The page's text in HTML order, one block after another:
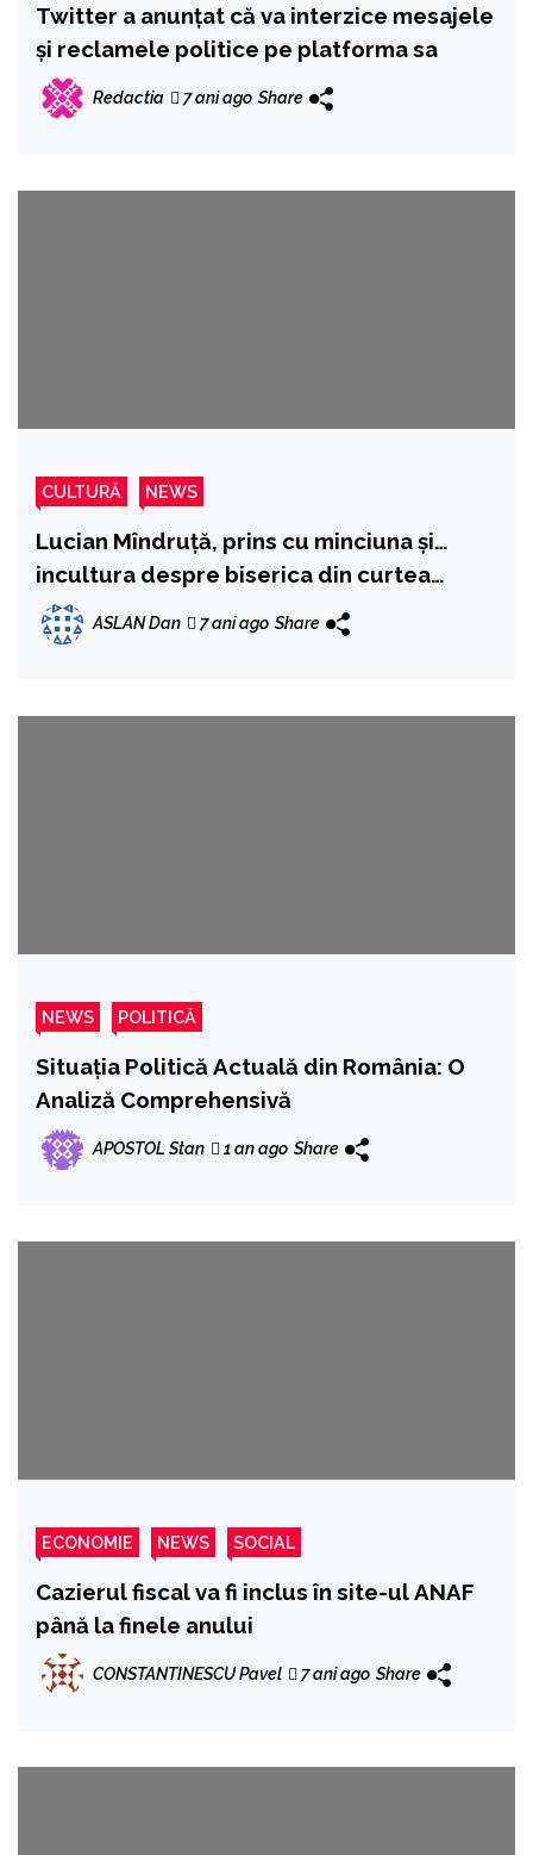
Twitter a anunţat că va interzice mesajele
şi reclamele politice pe platforma sa
Redactia 7 ani ago Share
CULTURĂ NEWS
Lucian Mîndruță, prins cu minciuna și…
incultura despre biserica din curtea
Spitalului Fundeni
ASLAN Dan 7 ani ago Share
NEWS POLITICĂ
Situația Politică Actuală din România: O
Analiză Comprehensivă
APOSTOL Stan 1 an ago Share
ECONOMIE NEWS SOCIAL
Cazierul fiscal va fi inclus în site-ul ANAF
până la finele anului
CONSTANTINESCU Pavel 7 ani ago Share